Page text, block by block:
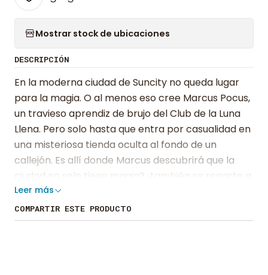
Mostrar stock de ubicaciones
DESCRIPCIÓN
En la moderna ciudad de Suncity no queda lugar
para la magia. O al menos eso cree Marcus Pocus,
un travieso aprendiz de brujo del Club de la Luna
Llena. Pero solo hasta que entra por casualidad en
una misteriosa tienda oculta al fondo de un
callejón. Es allí donde Marcus descubrirá que la
ciudad no solo tiene magia? ¡también se reparte a
domicilio!
Leer más
COMPARTIR ESTE PRODUCTO